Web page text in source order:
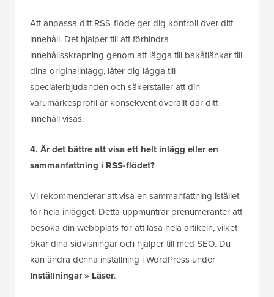
Att anpassa ditt RSS-flöde ger dig kontroll över ditt
innehåll. Det hjälper till att förhindra
innehållsskrapning genom att lägga till bakåtlänkar till
dina originalinlägg, låter dig lägga till
specialerbjudanden och säkerställer att din
varumärkesprofil är konsekvent överallt där ditt
innehåll visas.
4. Är det bättre att visa ett helt inlägg eller en
sammanfattning i RSS-flödet?
Vi rekommenderar att visa en sammanfattning istället
för hela inlägget. Detta uppmuntrar prenumeranter att
besöka din webbplats för att läsa hela artikeln, vilket
ökar dina sidvisningar och hjälper till med SEO. Du
kan ändra denna inställning i WordPress under
Inställningar » Läser.